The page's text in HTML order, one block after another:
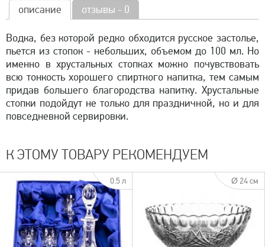
описание отзывы - 0
Водка, без которой редко обходится русское застолье,
пьется из стопок - небольших, объемом до 100 мл. Но
именно в хрустальных стопках можно почувствовать
всю тонкость хорошего спиртного напитка, тем самым
придав большего благородства напитку. Хрустальные
стопки подойдут не только для праздничной, но и для
повседневной сервировки.
К ЭТОМУ ТОВАРУ РЕКОМЕНДУЕМ
0.5 л Ø 24 см